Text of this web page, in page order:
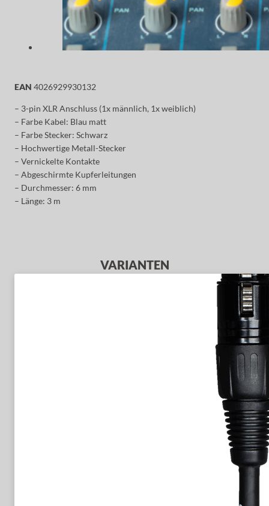
EAN 4026929930132
– 3-pin XLR Anschluss (1x männlich, 1x weiblich)
– Farbe Kabel: Blau matt
– Farbe Stecker: Schwarz
– Hochwertige Metall-Stecker
– Vernickelte Kontakte
– Abgeschirmte Kupferleitungen
– Durchmesser: 6 mm
– Länge: 3 m
VARIANTEN